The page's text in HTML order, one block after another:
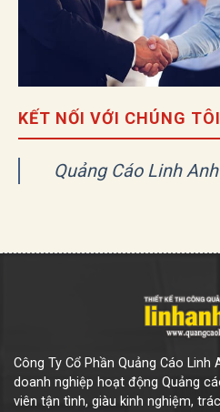
KẾT NỐI VỚI CHÚNG TÔI
Quảng Cáo Linh
Công Ty Cổ Phần Quảng Cáo
doanh nghiệp hoạt động Quảng
viên tận tình, giàu kinh nghiệm,